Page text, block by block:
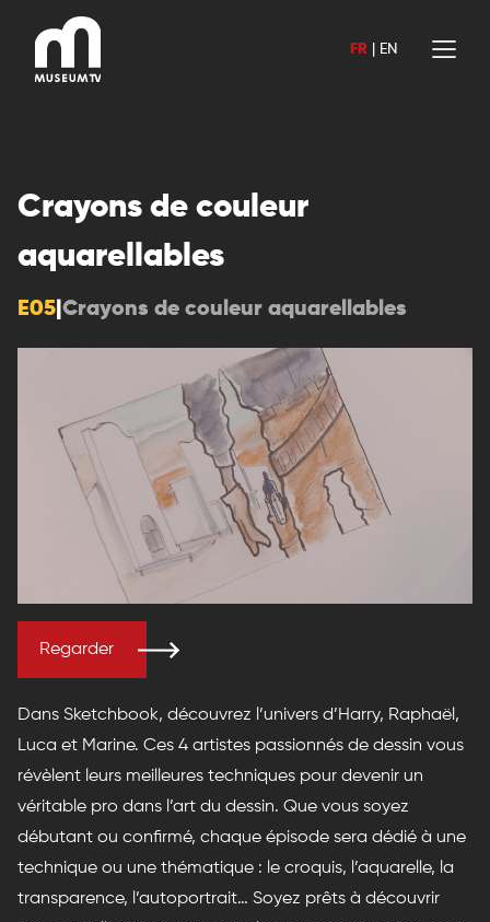
contenu
FR EN
Crayons de couleur
aquarellables
E05 Crayons de couleur aquarellables
Regarder
Dans Sketchbook, découvrez l’univers d’Harry, Raphaël,
Luca et Marine. Ces 4 artistes passionnés de dessin vous
révèlent leurs meilleures techniques pour devenir un
véritable pro dans l’art du dessin. Que vous soyez
débutant ou confirmé, chaque épisode sera dédié à une
technique ou une thématique : le croquis, l’aquarelle, la
transparence, l’autoportrait… Soyez prêts à découvrir